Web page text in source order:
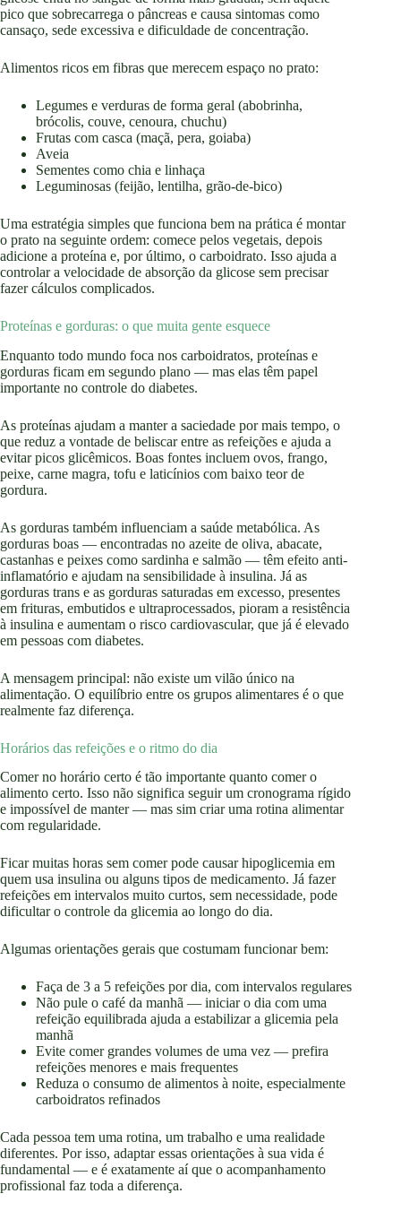
pico que sobrecarrega o pâncreas e causa sintomas como
cansaço, sede excessiva e dificuldade de concentração.
Alimentos ricos em fibras que merecem espaço no prato:
Legumes e verduras de forma geral (abobrinha,
brócolis, couve, cenoura, chuchu)
Frutas com casca (maçã, pera, goiaba)
Aveia
Sementes como chia e linhaça
Leguminosas (feijão, lentilha, grão-de-bico)
Uma estratégia simples que funciona bem na prática é montar
o prato na seguinte ordem: comece pelos vegetais, depois
adicione a proteína e, por último, o carboidrato. Isso ajuda a
controlar a velocidade de absorção da glicose sem precisar
fazer cálculos complicados.
Proteínas e gorduras: o que muita gente esquece
Enquanto todo mundo foca nos carboidratos, proteínas e
gorduras ficam em segundo plano — mas elas têm papel
importante no controle do diabetes.
As proteínas ajudam a manter a saciedade por mais tempo, o
que reduz a vontade de beliscar entre as refeições e ajuda a
evitar picos glicêmicos. Boas fontes incluem ovos, frango,
peixe, carne magra, tofu e laticínios com baixo teor de
gordura.
As gorduras também influenciam a saúde metabólica. As
gorduras boas — encontradas no azeite de oliva, abacate,
castanhas e peixes como sardinha e salmão — têm efeito anti-
inflamatório e ajudam na sensibilidade à insulina. Já as
gorduras trans e as gorduras saturadas em excesso, presentes
em frituras, embutidos e ultraprocessados, pioram a resistência
à insulina e aumentam o risco cardiovascular, que já é elevado
em pessoas com diabetes.
A mensagem principal: não existe um vilão único na
alimentação. O equilíbrio entre os grupos alimentares é o que
realmente faz diferença.
Horários das refeições e o ritmo do dia
Comer no horário certo é tão importante quanto comer o
alimento certo. Isso não significa seguir um cronograma rígido
e impossível de manter — mas sim criar uma rotina alimentar
com regularidade.
Ficar muitas horas sem comer pode causar hipoglicemia em
quem usa insulina ou alguns tipos de medicamento. Já fazer
refeições em intervalos muito curtos, sem necessidade, pode
dificultar o controle da glicemia ao longo do dia.
Algumas orientações gerais que costumam funcionar bem:
Faça de 3 a 5 refeições por dia, com intervalos regulares
Não pule o café da manhã — iniciar o dia com uma
refeição equilibrada ajuda a estabilizar a glicemia pela
manhã
Evite comer grandes volumes de uma vez — prefira
refeições menores e mais frequentes
Reduza o consumo de alimentos à noite, especialmente
carboidratos refinados
Cada pessoa tem uma rotina, um trabalho e uma realidade
diferentes. Por isso, adaptar essas orientações à sua vida é
fundamental — e é exatamente aí que o acompanhamento
profissional faz toda a diferença.